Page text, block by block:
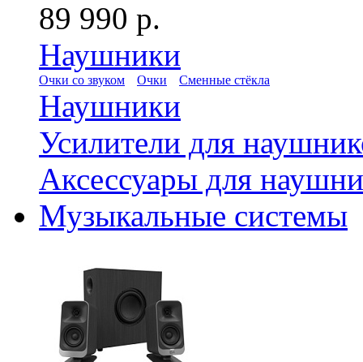
89 990 р.
Наушники
Очки со звуком Очки Сменные стёкла
Наушники
Усилители для
Аксессуары для
Музыкальные системы